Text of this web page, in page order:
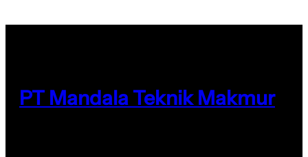
PT Mandala Teknik Makmur